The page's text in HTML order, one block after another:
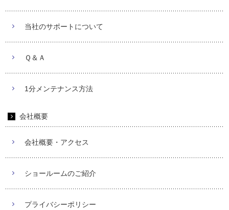
当社のサポートについて
Ｑ＆Ａ
1分メンテナンス方法
会社概要
会社概要・アクセス
ショールームのご紹介
プライバシーポリシー